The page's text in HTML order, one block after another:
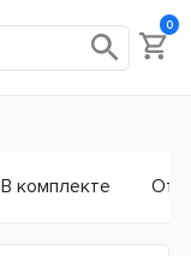
0
В комплекте